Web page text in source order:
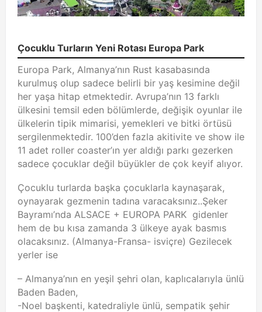
Çocuklu Turların Yeni Rotası Europa Park
Europa Park, Almanya’nın Rust kasabasında
kurulmuş olup sadece belirli bir yaş kesimine değil
her yaşa hitap etmektedir. Avrupa’nın 13 farklı
ülkesini temsil eden bölümlerde, değişik oyunlar ile
ülkelerin tipik mimarisi, yemekleri ve bitki örtüsü
sergilenmektedir. 100’den fazla akitivite ve show ile
11 adet roller coaster’ın yer aldığı parkı gezerken
sadece çocuklar değil büyükler de çok keyif alıyor.
Çocuklu turlarda başka çocuklarla kaynaşarak,
oynayarak gezmenin tadına varacaksınız..Şeker
Bayramı’nda ALSACE + EUROPA PARK gidenler
hem de bu kısa zamanda 3 ülkeye ayak basmıs
olacaksınız. (Almanya-Fransa- isviçre) Gezilecek
yerler ise
– Almanya’nın en yeşil şehri olan, kaplıcalarıyla ünlü
Baden Baden,
-Noel başkenti, katedraliyle ünlü, sempatik şehir